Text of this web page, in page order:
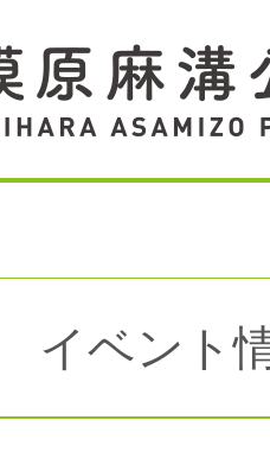
イベント